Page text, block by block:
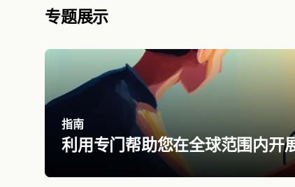
专题展示
指南
利用专门帮助您在全球范围内开